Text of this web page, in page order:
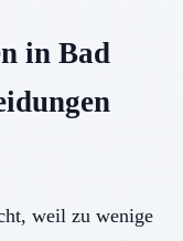
in Bad
weil zu wenige